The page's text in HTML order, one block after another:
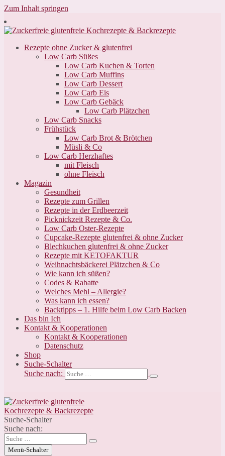
Zum Inhalt springen
Rezepte ohne Zucker & glutenfrei
Low Carb Süßes
Low Carb Kuchen & Torten
Low Carb Muffins
Low Carb Dessert
Low Carb Eis
Low Carb Gebäck
Low Carb Plätzchen
Low Carb Snacks
Frühstück
Low Carb Brot & Brötchen
Müsli & Co
Low Carb Herzhaftes
mit Fleisch
ohne Fleisch
Magazin
Gesundheit
Rezepte zum Grillen
Rezepte in der Erdbeerzeit
Picknickzeit Rezepte & Co.
Low Carb Oster-Rezepte
Cupcake-Rezepte glutenfrei & ohne Zucker
Blechkuchen glutenfrei & ohne Zucker
Rezepte mit KETOFAKTUR
Weihnachtsbäckerei Plätzchen & Co
Wie kann ich süßen?
Codes & Rabatte
Welches Mehl – Allergie?
Was kann ich essen?
Backtipps – 1. Hilfe beim Low Carb Backen
Das bin Ich
Kontakt & Kooperationen
Kontakt & Kooperationen
Datenschutz
Shop
Suche-Schalter
Suche nach:
Suche-Schalter
Suche nach:
Menü-Schalter